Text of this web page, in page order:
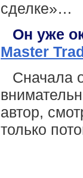
сделке»…
Он уже
Master
Сначала
автор,
только